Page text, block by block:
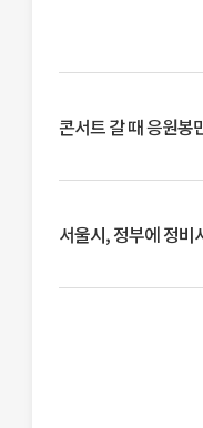
콘서트 갈 때 응원
서울시, 정부에 정